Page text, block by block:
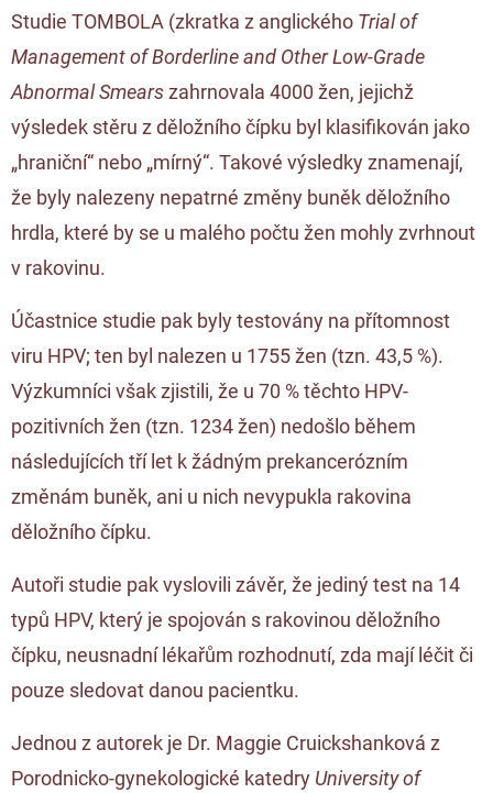
Studie TOMBOLA (zkratka z anglického Trial of
Management of Borderline and Other Low-Grade
Abnormal Smearszahrnovala 4000 žen, jejichž
výsledek stěru z děložního čípku byl klasifikován jako
„hraniční“ nebo „mírný“. Takové výsledky znamenají,
že byly nalezeny nepatrné změny buněk děložního
hrdla, které by se u malého počtu žen mohly zvrhnout
v rakovinu.
Účastnice studie pak byly testovány na přítomnost
viru HPV; ten byl nalezen u 1755 žen (tzn. 43,5 %).
Výzkumníci však zjistili, že u 70 % těchto HPV-
pozitivních žen (tzn. 1234 žen) nedošlo během
následujících tří let k žádným prekancerózním
změnám buněk, ani u nich nevypukla rakovina
děložního čípku.
Autoři studie pak vyslovili závěr, že jediný test na 14
typů HPV, který je spojován s rakovinou děložního
čípku, neusnadní lékařům rozhodnutí, zda mají léčit či
pouze sledovat danou pacientku.
Jednou z autorek je Dr. Maggie Cruickshanková z
Porodnicko-gynekologické katedry University of